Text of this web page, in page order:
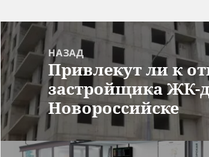
Навигация
по
записям
НАЗАД
Предыдущая
запись:
Привлекут ли к
застройщика ЖК-
Новороссийске